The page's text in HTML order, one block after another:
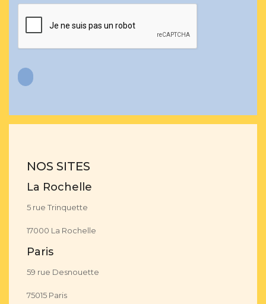
NOS SITES
La Rochelle
5 rue Trinquette
17000 La Rochelle
Paris
59 rue Desnouette
75015 Paris